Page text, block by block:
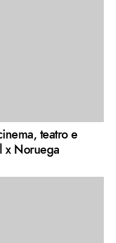
teatro e
x Noruega